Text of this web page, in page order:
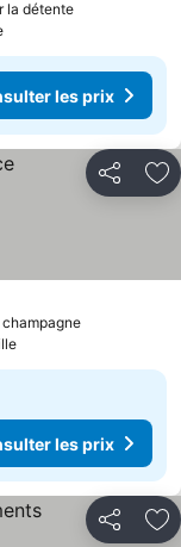
la détente
les prix
Partager
les prix
Partager